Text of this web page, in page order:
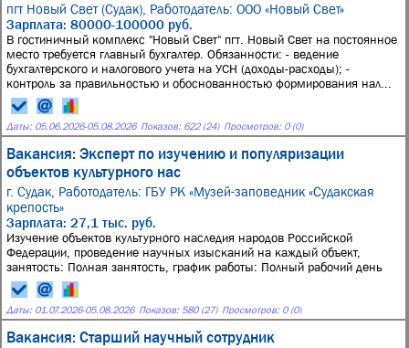
пгт Новый Свет (Судак), Работодатель: ООО «Новый Свет»
Зарплата: 80000-100000 руб.
В гостиничный комплекс "Новый Свет" пгт. Новый Свет на постоянное
место требуется главный бухгалтер. Обязанности: - ведение
бухгалтерского и налогового учета на УСН (доходы-расходы); -
контроль за правильностью и обоснованностью формирования нал...
Даты: 05.06.2026-05.08.2026 Показов: 622 (24) Просмотров: 0 (0)
Вакансия: Эксперт по изучению и популяризации
объектов культурного нас
г. Судак, Работодатель: ГБУ РК «Музей-заповедник «Судакская
крепость»
Зарплата: 27,1 тыс. руб.
Изучение объектов культурного наследия народов Российской
Федерации, проведение научных изысканий на каждый объект,
занятость: Полная занятость, график работы: Полный рабочий день
Даты: 01.07.2026-05.08.2026 Показов: 580 (27) Просмотров: 0 (0)
Вакансия: Старший научный сотрудник